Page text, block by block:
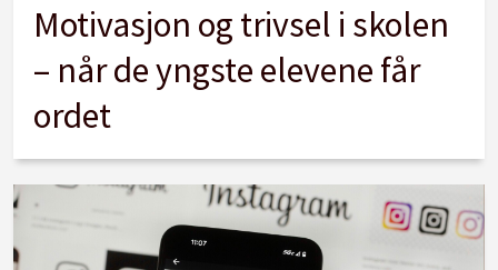
Motivasjon og trivsel i skolen
– når de yngste elevene får
ordet